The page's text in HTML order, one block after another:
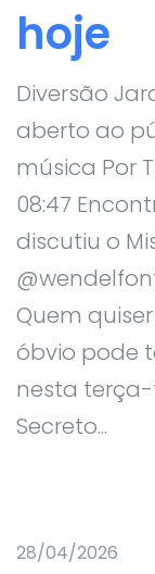
hoje
Diversão
aberto ao
música Por
08:47
discutiu o
Quem
óbvio pode
nesta terça-
Secreto...
28/04/2026